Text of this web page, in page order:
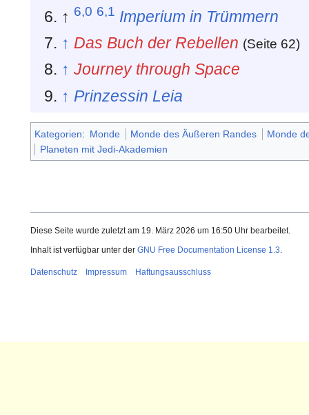
↑ 6,0 6,1 Imperium in Trümmern
↑ Das Buch der Rebellen (Seite 62)
↑ Journey through Space
↑ Prinzessin Leia
Kategorien: Monde Monde des Äußeren Randes
Monde
Planeten mit Jedi-Akademien
Diese Seite wurde zuletzt am 19. März 2026 um 16:50 Uhr bearbeitet.
Inhalt ist verfügbar unter der GNU Free Documentation License 1.3
Datenschutz Impressum Haftungsausschluss